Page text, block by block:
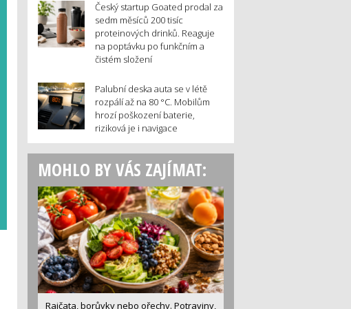
Český startup Goated prodal za
sedm měsíců 200 tisíc
proteinových drinků. Reaguje
na poptávku po funkčním a
čistém složení
Palubní deska auta se v létě
rozpálí až na 80 °C. Mobilům
hrozí poškození baterie,
riziková je i navigace
MOHLO BY VÁS ZAJÍMAT:
Rajčata, borůvky nebo ořechy. Potraviny,